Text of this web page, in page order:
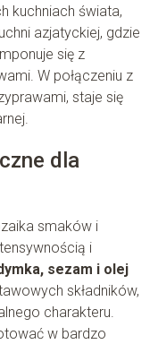
kuchniach świata,
azjatyckiej, gdzie
się z
W połączeniu z
staje się
dla
smaków i
i
sezam i olej
składników,
charakteru.
w bardzo